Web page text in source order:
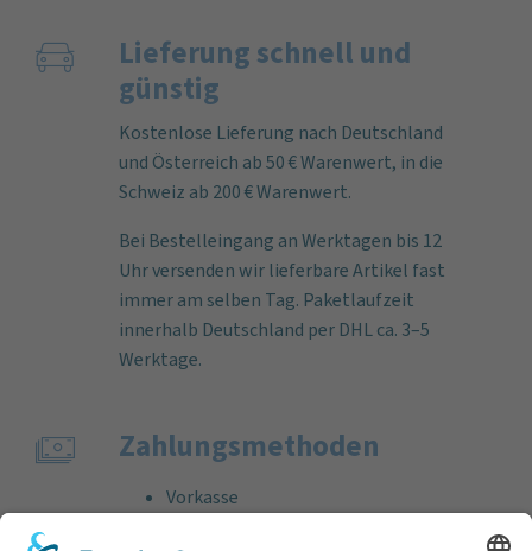
Lieferung schnell und
günstig
Kostenlose Lieferung nach Deutschland
und Österreich ab 50 € Warenwert, in die
Schweiz ab 200 € Warenwert.
Bei Bestelleingang an Werktagen bis 12
Uhr versenden wir lieferbare Artikel fast
immer am selben Tag. Paketlaufzeit
innerhalb Deutschland per DHL ca. 3–5
Werktage.
Zahlungs­methoden
Vorkasse